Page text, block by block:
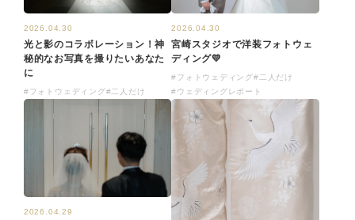
2026.04.30
光と影のコラボレーション！神
秘的なお写真を撮りたいあなた
に
#フォトウェディング#二人だけ
2026.04.30
宮崎スタジオで洋装フォトウェ
ディング💛
#フォトウェディング#二人だけ
#ウェディングレポート
2026.04.29